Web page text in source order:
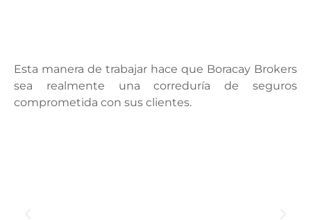
Esta manera de trabajar hace que Boracay Brokers
sea realmente una correduría de seguros
comprometida con sus clientes.